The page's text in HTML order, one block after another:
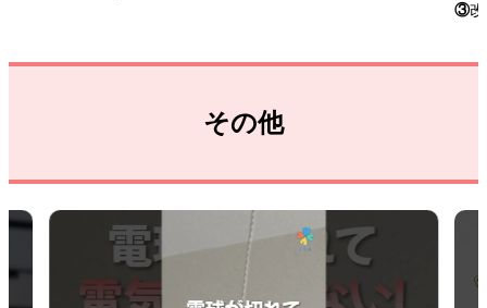
③
その他